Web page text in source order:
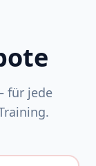
für jede